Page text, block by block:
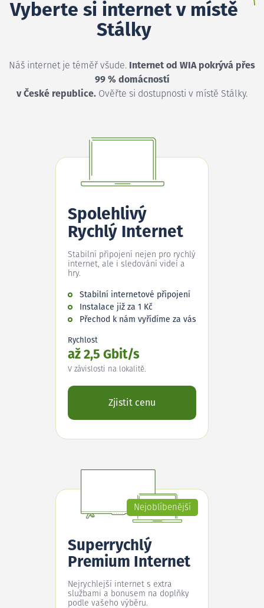
Vyberte si internet v místě
Stálky
Náš internet je téměř všude. Internet od WIA pokrývá přes
99 % domácností
v České republice. Ověřte si dostupnosti v místě Stálky.
Spolehlivý
Rychlý Internet
Stabilní připojení nejen pro rychlý
internet, ale i sledování videí a
hry.
Stabilní internetové připojení
Instalace již za 1 Kč
Přechod k nám vyřídíme za vás
Rychlost
až 2,5 Gbit/s
V závislosti na lokalitě.
Zjistit cenu
Nejoblíbenější
Superrychlý
Premium Internet
Nejrychlejší internet s extra
službami a bonusem na doplňky
podle vašeho výběru.